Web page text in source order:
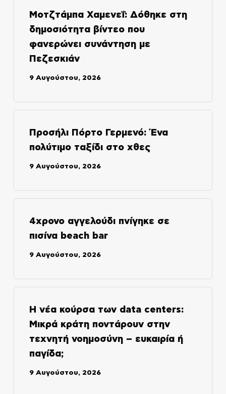
Μοτζτάμπα Χαμενεΐ: Δόθηκε στη
δημοσιότητα βίντεο που
φανερώνει συνάντηση με
Πεζεσκιάν
9 Αυγούστου, 2026
Προσήλι Πόρτο Γερμενό: Ένα
πολύτιμο ταξίδι στο χθες
9 Αυγούστου, 2026
4χρονο αγγελούδι πνίγηκε σε
πισίνα beach bar
9 Αυγούστου, 2026
Η νέα κούρσα των data centers:
Μικρά κράτη ποντάρουν στην
τεχνητή νοημοσύνη – ευκαιρία ή
παγίδα;
9 Αυγούστου, 2026